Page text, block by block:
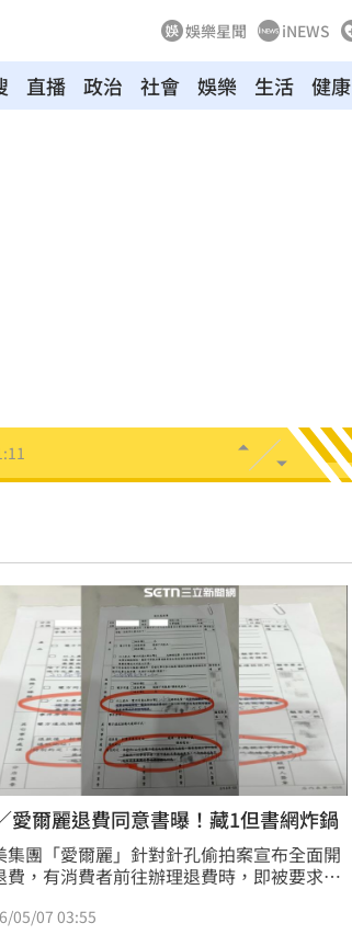
娛樂星聞 iNEWS
直播 政治 社會 娛樂 生活 健康
愛爾麗退費同意書曝！藏1但書網炸鍋
集團「愛爾麗」針對針孔偷拍案宣布全面開
費，有消費者前往辦理退費時，即被要求簽
」曝光同意書，其中隱藏的一項關鍵
05/07 03:55